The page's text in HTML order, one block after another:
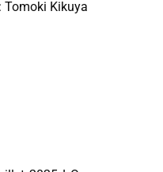
Tomoki Kikuya